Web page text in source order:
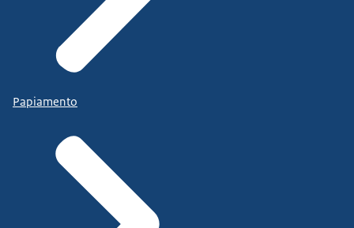
Papiamento